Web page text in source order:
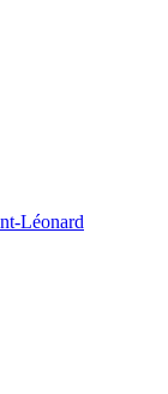
Léonard